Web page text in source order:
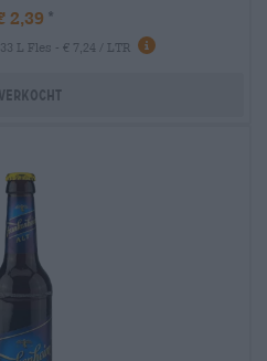
2,39
L Fles - € 7,24 / LTR